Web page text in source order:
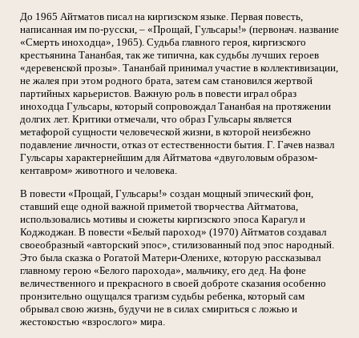
До 1965 Айтматов писал на киргизском языке. Первая повесть,
написанная им по-русски, – «Прощай, Гульсары!» (первонач. название
«Смерть иноходца», 1965). Судьба главного героя, киргизского
крестьянина Тананбая, так же типична, как судьбы лучших героев
«деревенской прозы». Тананбай принимал участие в коллективизации,
не жалея при этом родного брата, затем сам становился жертвой
партийных карьеристов. Важную роль в повести играл образ
иноходца Гульсары, который сопровождал Тананбая на протяжении
долгих лет. Критики отмечали, что образ Гульсары является
метафорой сущности человеческой жизни, в которой неизбежно
подавление личности, отказ от естественности бытия. Г. Гачев назвал
Гульсары характернейшим для Айтматова «двуголовым образом-
кентавром» животного и человека.
В повести «Прощай, Гульсары!» создан мощный эпический фон,
ставший еще одной важной приметой творчества Айтматова,
использовались мотивы и сюжеты киргизского эпоса Карагул и
Коджоджан. В повести «Белый пароход» (1970) Айтматов создавал
своеобразный «авторский эпос», стилизованный под эпос народный.
Это была сказка о Рогатой Матери-Оленихе, которую рассказывал
главному герою «Белого парохода», мальчику, его дед. На фоне
величественного и прекрасного в своей доброте сказания особенно
пронзительно ощущался трагизм судьбы ребенка, который сам
обрывал свою жизнь, будучи не в силах смириться с ложью и
жестокостью «взрослого» мира.